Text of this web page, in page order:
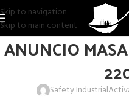
Skip to navigation
Skip to main content
ANUNCIO
Safety Industrial